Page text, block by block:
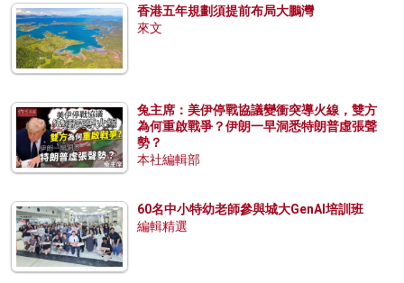
香港五年規劃須提前布局大鵬灣
來文
兔主席：美伊停戰協議變衝突導火線，雙方
為何重啟戰爭？伊朗一早洞悉特朗普虛張聲
勢？
本社編輯部
60名中小特幼老師參與城大GenAI培訓班
編輯精選